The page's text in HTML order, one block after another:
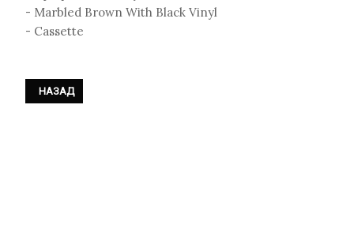
- Marbled Brown With Black Vinyl
- Cassette
ПРЕДЫДУЩИЙ: ROTERSAND - «DON'T BECOME THE THING YOU
НАЗАД